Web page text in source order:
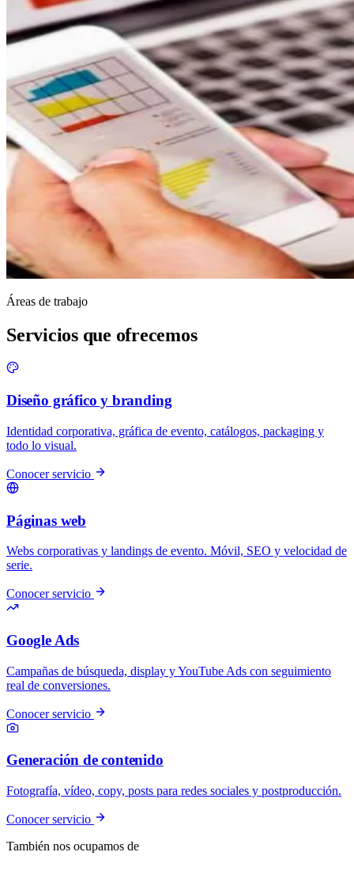
Áreas de trabajo
Servicios que ofrecemos
Diseño gráfico y branding
Identidad corporativa, gráfica de evento, catálogos, packaging y
todo lo visual.
Conocer servicio
Páginas web
Webs corporativas y landings de evento. Móvil, SEO y velocidad de
serie.
Conocer servicio
Google Ads
Campañas de búsqueda, display y YouTube Ads con seguimiento
real de conversiones.
Conocer servicio
Generación de contenido
Fotografía, vídeo, copy, posts para redes sociales y postproducción.
Conocer servicio
También nos ocupamos de